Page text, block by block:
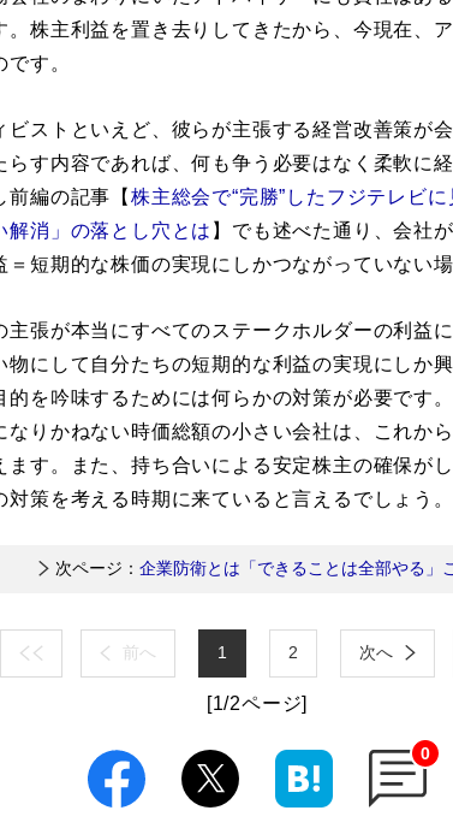
。株主利益を置き去りしてきたから、今現在、
す。
ストといえど、彼らが主張する経営改善策が
らす内容であれば、何も争う必要はなく柔軟に
前編の記事【株主総会で“完勝”したフジテレビ
消」の落とし穴とは 】でも述べた通り、会社
＝短期的な株価の実現にしかつながっていない場
張が本当にすべてのステークホルダーの利益
物にして自分たちの短期的な利益の実現にしか
的を吟味するためには何らかの対策が必要です
なりかねない時価総額の小さい会社は、これか
ます。また、持ち合いによる安定株主の確保が
対策を考える時期に来ていると言えるでしょう。
次ページ： 企業防衛とは「できることは全部やる」
前へ 1 2 次へ
[1/2ページ]
0